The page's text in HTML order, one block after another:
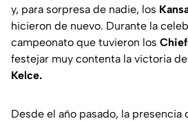
y, para sorpresa de nadie, los
hicieron de nuevo. Durante la
campeonato que tuvieron los
festejar muy contenta la victoria
Kelce.
Desde el año pasado, la